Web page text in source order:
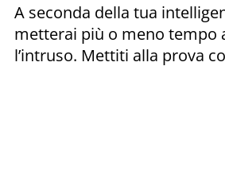
A seconda della tua
metterai più o meno tempo
l’intruso. Mettiti alla prova